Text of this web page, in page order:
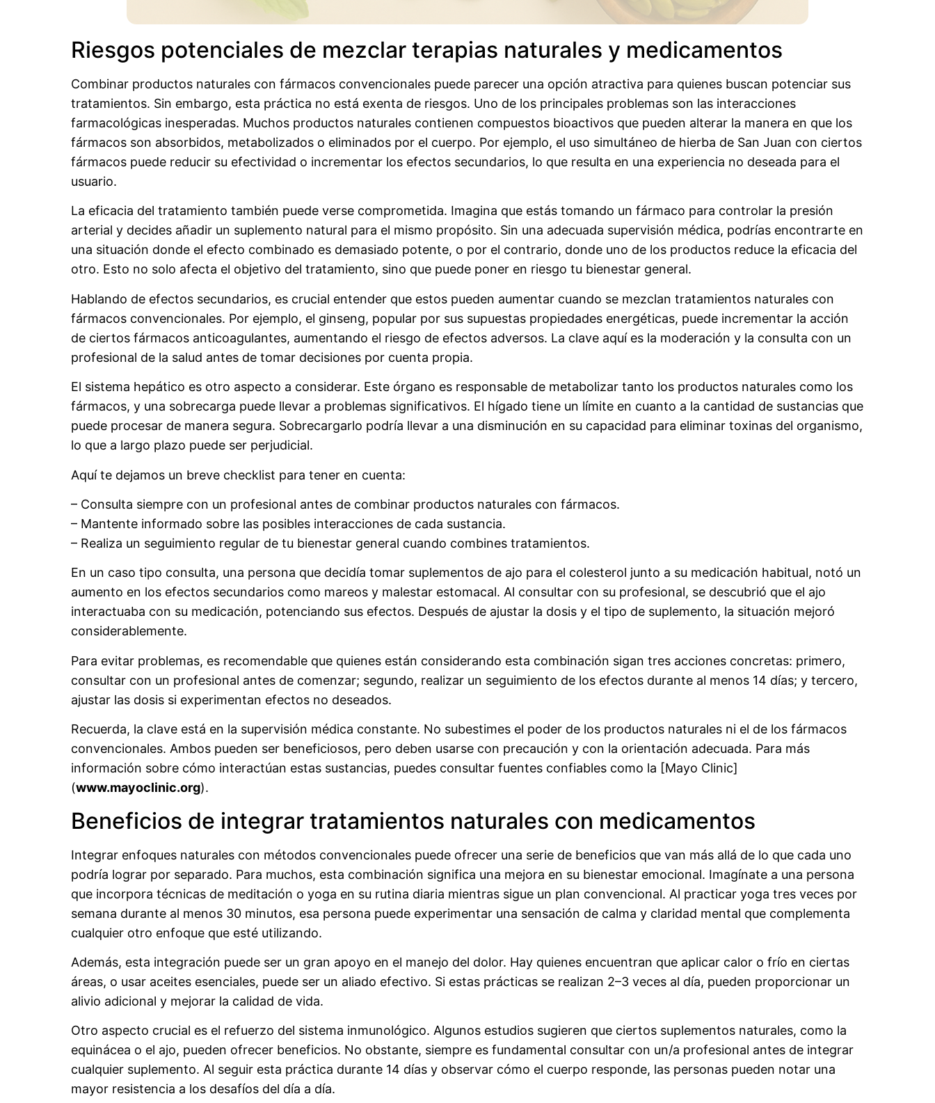
Riesgos potenciales de mezclar terapias naturales y medicamentos
Combinar productos naturales con fármacos convencionales puede parecer una opción atractiva para quienes buscan potenciar sus
tratamientos. Sin embargo, esta práctica no está exenta de riesgos. Uno de los principales problemas son las interacciones
farmacológicas inesperadas. Muchos productos naturales contienen compuestos bioactivos que pueden alterar la manera en que los
fármacos son absorbidos, metabolizados o eliminados por el cuerpo. Por ejemplo, el uso simultáneo de hierba de San Juan con ciertos
fármacos puede reducir su efectividad o incrementar los efectos secundarios, lo que resulta en una experiencia no deseada para el
usuario.
La eficacia del tratamiento también puede verse comprometida. Imagina que estás tomando un fármaco para controlar la presión
arterial y decides añadir un suplemento natural para el mismo propósito. Sin una adecuada supervisión médica, podrías encontrarte en
una situación donde el efecto combinado es demasiado potente, o por el contrario, donde uno de los productos reduce la eficacia del
otro. Esto no solo afecta el objetivo del tratamiento, sino que puede poner en riesgo tu bienestar general.
Hablando de efectos secundarios, es crucial entender que estos pueden aumentar cuando se mezclan tratamientos naturales con
fármacos convencionales. Por ejemplo, el ginseng, popular por sus supuestas propiedades energéticas, puede incrementar la acción
de ciertos fármacos anticoagulantes, aumentando el riesgo de efectos adversos. La clave aquí es la moderación y la consulta con un
profesional de la salud antes de tomar decisiones por cuenta propia.
El sistema hepático es otro aspecto a considerar. Este órgano es responsable de metabolizar tanto los productos naturales como los
fármacos, y una sobrecarga puede llevar a problemas significativos. El hígado tiene un límite en cuanto a la cantidad de sustancias que
puede procesar de manera segura. Sobrecargarlo podría llevar a una disminución en su capacidad para eliminar toxinas del organismo,
lo que a largo plazo puede ser perjudicial.
Aquí te dejamos un breve checklist para tener en cuenta:
– Consulta siempre con un profesional antes de combinar productos naturales con fármacos.
– Mantente informado sobre las posibles interacciones de cada sustancia.
– Realiza un seguimiento regular de tu bienestar general cuando combines tratamientos.
En un caso tipo consulta, una persona que decidía tomar suplementos de ajo para el colesterol junto a su medicación habitual, notó un
aumento en los efectos secundarios como mareos y malestar estomacal. Al consultar con su profesional, se descubrió que el ajo
interactuaba con su medicación, potenciando sus efectos. Después de ajustar la dosis y el tipo de suplemento, la situación mejoró
considerablemente.
Para evitar problemas, es recomendable que quienes están considerando esta combinación sigan tres acciones concretas: primero,
consultar con un profesional antes de comenzar; segundo, realizar un seguimiento de los efectos durante al menos 14 días; y tercero,
ajustar las dosis si experimentan efectos no deseados.
Recuerda, la clave está en la supervisión médica constante. No subestimes el poder de los productos naturales ni el de los fármacos
convencionales. Ambos pueden ser beneficiosos, pero deben usarse con precaución y con la orientación adecuada. Para más
información sobre cómo interactúan estas sustancias, puedes consultar fuentes confiables como la [Mayo Clinic]
(www.mayoclinic.org).
Beneficios de integrar tratamientos naturales con medicamentos
Integrar enfoques naturales con métodos convencionales puede ofrecer una serie de beneficios que van más allá de lo que cada uno
podría lograr por separado. Para muchos, esta combinación significa una mejora en su bienestar emocional. Imagínate a una persona
que incorpora técnicas de meditación o yoga en su rutina diaria mientras sigue un plan convencional. Al practicar yoga tres veces por
semana durante al menos 30 minutos, esa persona puede experimentar una sensación de calma y claridad mental que complementa
cualquier otro enfoque que esté utilizando.
Además, esta integración puede ser un gran apoyo en el manejo del dolor. Hay quienes encuentran que aplicar calor o frío en ciertas
áreas, o usar aceites esenciales, puede ser un aliado efectivo. Si estas prácticas se realizan 2–3 veces al día, pueden proporcionar un
alivio adicional y mejorar la calidad de vida.
Otro aspecto crucial es el refuerzo del sistema inmunológico. Algunos estudios sugieren que ciertos suplementos naturales, como la
equinácea o el ajo, pueden ofrecer beneficios. No obstante, siempre es fundamental consultar con un/a profesional antes de integrar
cualquier suplemento. Al seguir esta práctica durante 14 días y observar cómo el cuerpo responde, las personas pueden notar una
mayor resistencia a los desafíos del día a día.